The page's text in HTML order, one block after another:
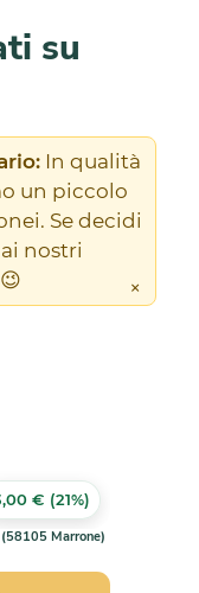
su
In qualità
un piccolo
Se decidi
nostri
×
€ (21%)
Marrone)